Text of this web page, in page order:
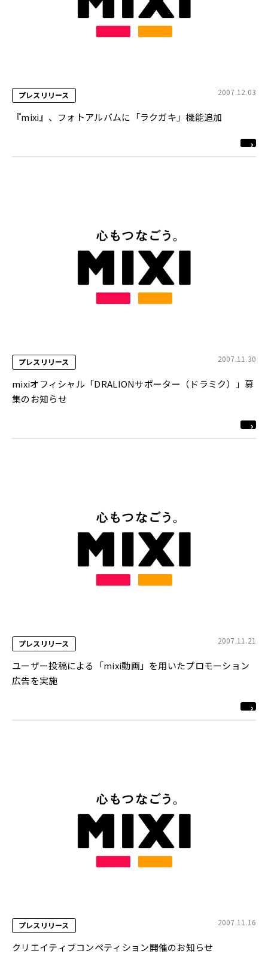
プレスリリース 2007.12.03
『mixi』、フォトアルバムに「ラクガキ」機能追加
プレスリリース 2007.11.30
mixiオフィシャル「DRALIONサポーター（ドラミク）」募
集のお知らせ
プレスリリース 2007.11.21
ユーザー投稿による「mixi動画」を用いたプロモーション
広告を実施
プレスリリース 2007.11.16
クリエイティブコンペティション開催のお知らせ